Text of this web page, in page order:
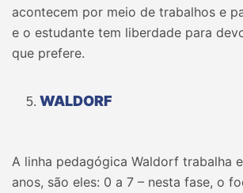
acontecem por meio de trabalhos e
e o estudante tem liberdade para
que prefere.
WALDORF
A linha pedagógica Waldorf trabalha
anos, são eles: 0 a 7 – nesta fase, o